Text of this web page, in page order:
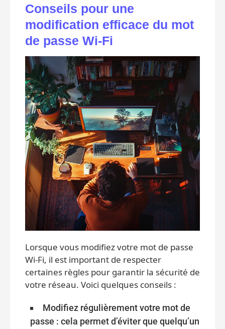
Conseils pour une
modification efficace du mot
de passe Wi-Fi
Lorsque vous modifiez votre mot de passe
Wi-Fi, il est important de respecter
certaines règles pour garantir la sécurité de
votre réseau. Voici quelques conseils :
Modifiez régulièrement votre mot de
passe : cela permet d’éviter que quelqu’un